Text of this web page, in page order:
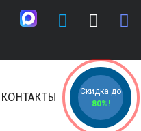
КОНТАКТЫ
Скидка до
80%!